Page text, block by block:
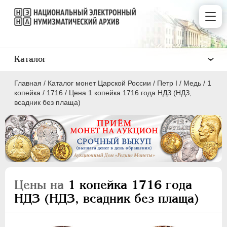
Главная / Каталог монет Царской России / Пeтр I / Медь / 1
копейка / 1716 / Цена 1 копейка 1716 года НДЗ (НДЗ,
всадник без плаща)
Цены на 1 копейка 1716 года
НДЗ (НДЗ, всадник без плаща)
Каталог
ПEТР I 1699 - 1725
Серебро
Медь